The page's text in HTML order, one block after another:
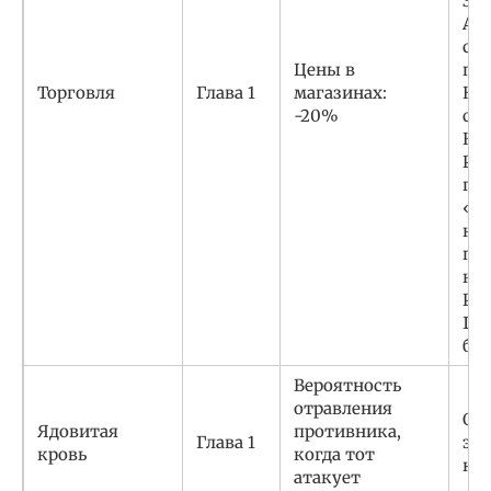
Торговля Глава 1
Цены в
магазинах:
-20%
Ядовитая
кровь
Глава 1
Вероятность
отравления
противника,
когда тот
атакует